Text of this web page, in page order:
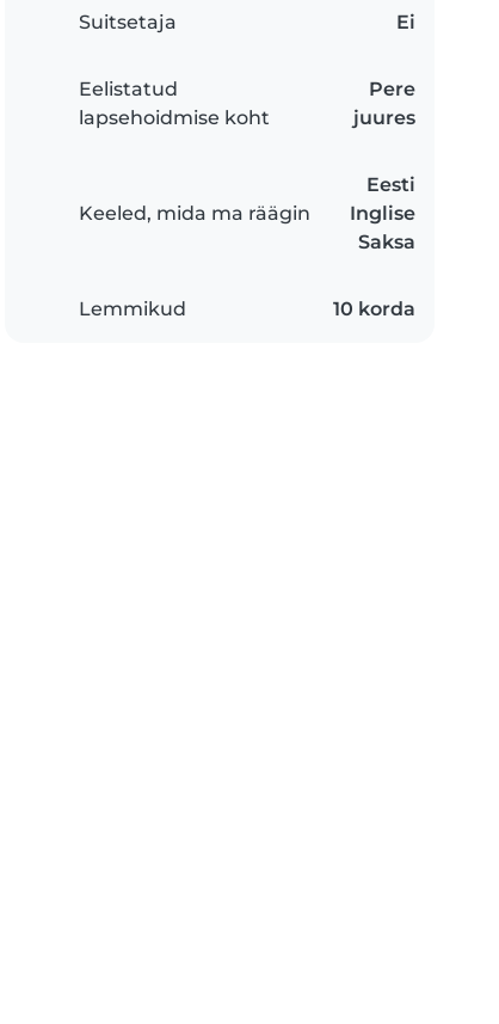
Suitsetaja Ei
Eelistatud
lapsehoidmise koht
Pere
juures
Keeled, mida ma räägin
Eesti
Inglise
Saksa
Lemmikud 10 korda